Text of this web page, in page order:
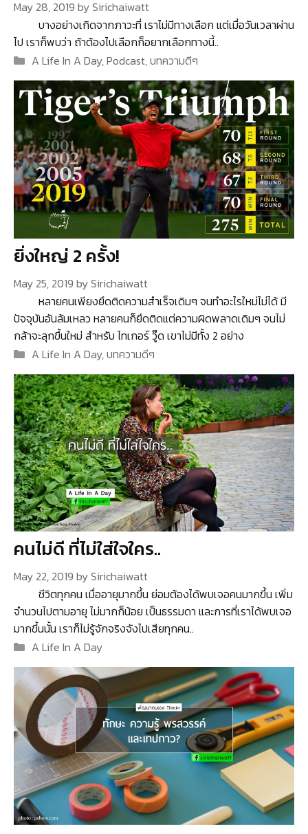
May 28, 2019 bySirichaiwatt
บางอย่างเกิดจากภาวะที่ เราไม่มีทางเลือก แต่เมื่อวันเวลาผ่าน
ไป เราก็พบว่า ถ้าต้องไปเลือกก็อยากเลือกทางนี้..
Categories
A Life In A Day,Podcast,บทความดีๆ
ยิ่งใหญ่ 2 ครั้ง!
May 25, 2019 bySirichaiwatt
หลายคนเพียงยึดติดความสำเร็จเดิมๆ จนทำอะไรใหม่ไม่ได้ มี
ปัจจุบันอันล้มเหลว หลายคนก็ยึดติดแต่ความผิดพลาดเดิมๆ จนไม่
กล้าจะลุกขึ้นใหม่ สำหรับ ไทเกอร์ วู๊ด เขาไม่มีทั้ง 2 อย่าง
Categories
A Life In A Day,บทความดีๆ
คนไม่ดี ที่ไม่ใส่ใจใคร..
May 22, 2019 bySirichaiwatt
ชีวิตทุกคน เมื่ออายุมากขึ้น ย่อมต้องได้พบเจอคนมากขึ้น เพิ่ม
จำนวนไปตามอายุ ไม่มากก็น้อย เป็นธรรมดา และการที่เราได้พบเจอ
มากขึ้นนั้น เราก็ไม่รู้จักจริงจังไปเสียทุกคน..
Categories
A Life In A Day